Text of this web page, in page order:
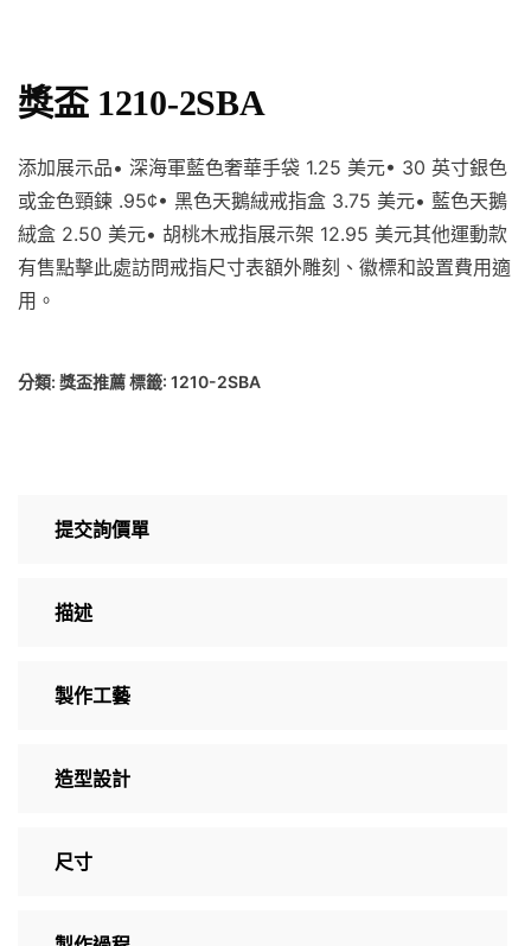
獎盃 1210-2SBA
添加展示品• 深海軍藍色奢華手袋 1.25 美元• 30 英寸銀色
或金色頸鍊 .95¢• 黑色天鵝絨戒指盒 3.75 美元• 藍色天鵝
絨盒 2.50 美元• 胡桃木戒指展示架 12.95 美元其他運動款
有售點擊此處訪問戒指尺寸表額外雕刻、徽標和設置費用適
用。
分類: 獎盃推薦標籤: 1210-2SBA
提交詢價單
描述
製作工藝
造型設計
尺寸